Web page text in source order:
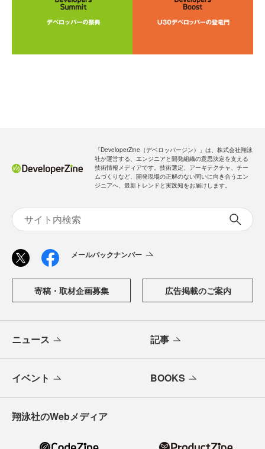
「DeveloperZine（デベロッパージン）」は、株式会社翔泳
社が運営する、エンジニアと開発組織の意思決定を支える
技術情報メディアです。技術選定、アーキテクチャ、チー
ムづくりなど、開発現場の正解のない問いに向き合うエン
ジニアへ、最新トレンドと実践知をお届けします。
メールバックナンバー
寄稿・取材企画募集 広告掲載のご案内
ニュース 記事
イベント BOOKS
翔泳社のWebメディア